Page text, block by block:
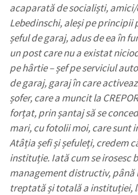
acaparată de socialiști,
Lebedinschi, aleși pe principii
șeful de garaj, adus de ea în
un post care nu a existat
pe hârtie – șef pe serviciul
de garaj, garaj în care
șofer, care a muncit la
forțat, prin șantaj să se
mari, cu fotolii moi, care sunt
Atâția șefi și șefuleți, credem
instituție. Iată cum se irosesc
management distructiv, până
treptată și totală a instituției,